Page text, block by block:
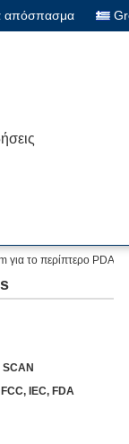
απόσπασμα
για το περίπτερο PDA
SCAN
IEC, FDA